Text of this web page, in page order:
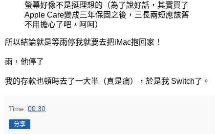
螢幕好像不是挺理想的（為了說好話，其實買了
Apple Care變成三年保固之後，三長兩短應該舊
不用擔心了吧，呵呵）
所以結論就是等雨停我就要去把iMac抱回家！
雨，他停了
我的存款也頓時去了一大半（真是痛），於是我 Switch了。
Time: 00:30
分享